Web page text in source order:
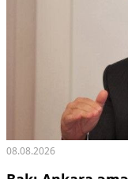
Məhkəmə və
Gənclər və
Media və QHT
Sağlamlıq
Sosium
Mənəvi dəyərlər
08.08.2026